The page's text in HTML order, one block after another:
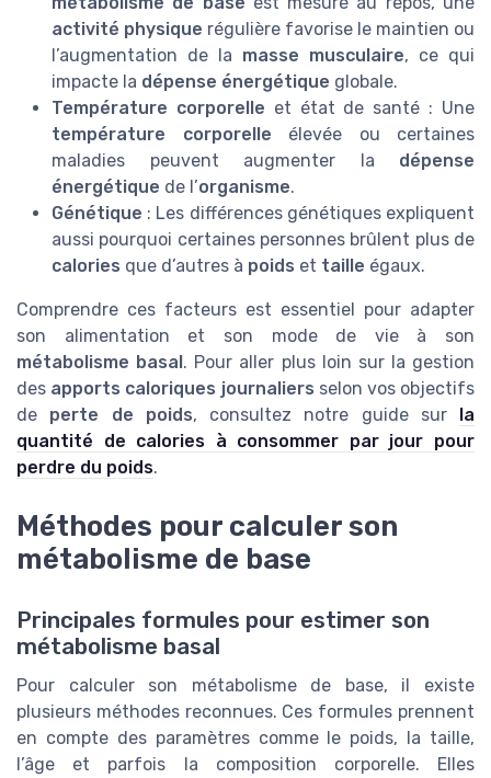
activité physique régulière favorise le maintien ou
l’augmentation de la masse musculaire, ce qui
impacte la dépense énergétique globale.
Température corporelle et état de santé : Une
température corporelle élevée ou certaines
maladies peuvent augmenter la dépense
énergétique de l’organisme.
Génétique : Les différences génétiques expliquent
aussi pourquoi certaines personnes brûlent plus de
calories que d’autres à poids et taille égaux.
Comprendre ces facteurs est essentiel pour adapter
son alimentation et son mode de vie à son
métabolisme basal. Pour aller plus loin sur la gestion
des apports caloriques journaliers selon vos objectifs
de perte de poids, consultez notre guide sur la
quantité de calories à consommer par jour pour
perdre du poids.
Méthodes pour calculer son
métabolisme de base
Principales formules pour estimer son
métabolisme basal
Pour calculer son métabolisme de base, il existe
plusieurs méthodes reconnues. Ces formules prennent
en compte des paramètres comme le poids, la taille,
l’âge et parfois la composition corporelle. Elles